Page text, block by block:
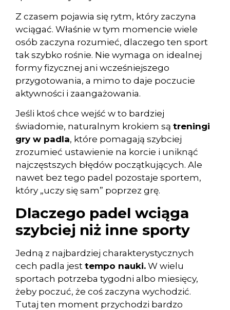
Z czasem pojawia się rytm, który zaczyna
wciągać. Właśnie w tym momencie wiele
osób zaczyna rozumieć, dlaczego ten sport
tak szybko rośnie. Nie wymaga on idealnej
formy fizycznej ani wcześniejszego
przygotowania, a mimo to daje poczucie
aktywności i zaangażowania.
Jeśli ktoś chce wejść w to bardziej
świadomie, naturalnym krokiem są treningi
gry w padla, które pomagają szybciej
zrozumieć ustawienie na korcie i uniknąć
najczęstszych błędów początkujących. Ale
nawet bez tego padel pozostaje sportem,
który „uczy się sam” poprzez grę.
Dlaczego padel wciąga
szybciej niż inne sporty
Jedną z najbardziej charakterystycznych
cech padla jest tempo nauki. W wielu
sportach potrzeba tygodni albo miesięcy,
żeby poczuć, że coś zaczyna wychodzić.
Tutaj ten moment przychodzi bardzo